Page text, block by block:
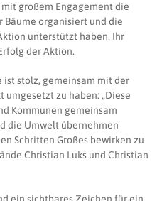
großem Engagement die
Bäume organisiert und die
unterstützt haben. Ihr
der Aktion.
ist stolz, gemeinsam mit der
umgesetzt zu haben: „Diese
Kommunen gemeinsam
die Umwelt übernehmen
Schritten Großes bewirken zu
Christian Luks und Christian